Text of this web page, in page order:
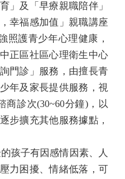
」及「早療親職陪伴」
幸福感加值」親職講座
照護青少年心理健康，
正區社區心理衛生中心
門診」服務，由擅長青
年及家長提供服務，視
商診次(30~60分鐘)，以
步擴充其他服務據點，
孩子有因感情因素、人
力困擾、情緒低落，可